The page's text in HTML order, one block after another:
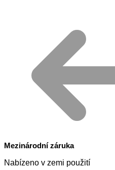
Mezinárodní záruka
Nabízeno v zemi použití